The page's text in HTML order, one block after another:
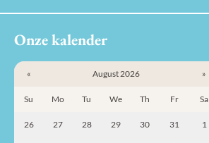
Onze kalender
« August 2026 »
Su Mo Tu We Th Fr Sa
26 27 28 29 30 31 1